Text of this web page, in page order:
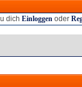
dich Einloggen oder